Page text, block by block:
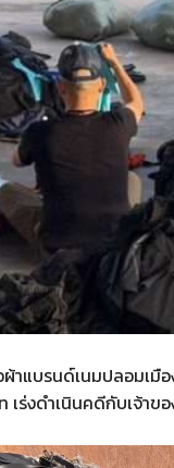
าแบรนด์เนมปลอมเ
เร่งดำเนินคดีกับเจ้าข